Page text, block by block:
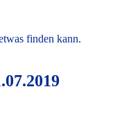
finden kann.
kranke Kinder und